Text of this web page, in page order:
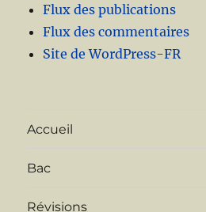
Flux des publications
Flux des commentaires
Site de WordPress-FR
Accueil
Bac
Révisions